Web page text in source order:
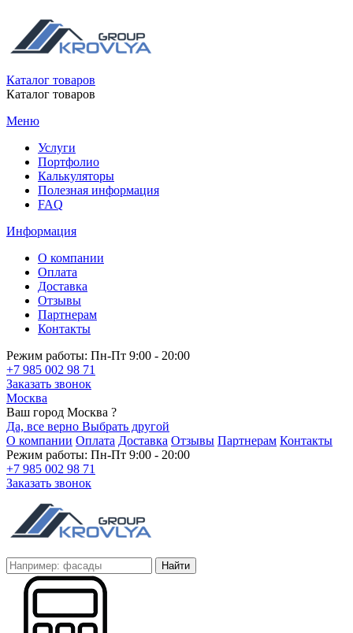
Каталог товаров
Каталог товаров
Меню
Услуги
Портфолио
Калькуляторы
Полезная информация
FAQ
Информация
О компании
Оплата
Доставка
Отзывы
Партнерам
Контакты
Режим работы: Пн-Пт 9:00 - 20:00
+7 985 002 98 71
Заказать звонок
Москва
Ваш город Москва ?
Да, все верно Выбрать другой
О компании Оплата Доставка Отзывы Партнерам Контакты
Режим работы: Пн-Пт 9:00 - 20:00
+7 985 002 98 71
Заказать звонок
Найти